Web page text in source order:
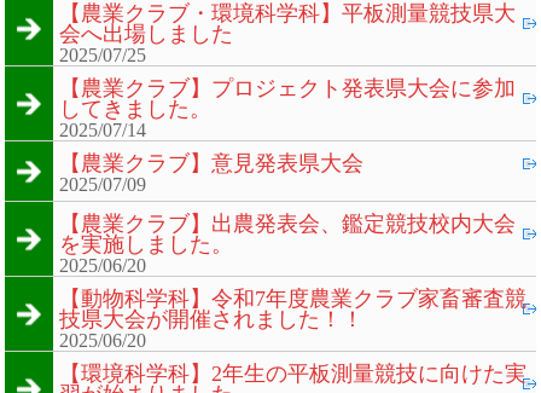
【農業クラブ・環境科学科】平板測量競技県大
会へ出場しました
2025/07/25
【農業クラブ】プロジェクト発表県大会に参加
してきました。
2025/07/14
【農業クラブ】意見発表県大会
2025/07/09
【農業クラブ】出農発表会、鑑定競技校内大会
を実施しました。
2025/06/20
【動物科学科】令和7年度農業クラブ家畜審査競
技県大会が開催されました！！
2025/06/20
【環境科学科】2年生の平板測量競技に向けた実